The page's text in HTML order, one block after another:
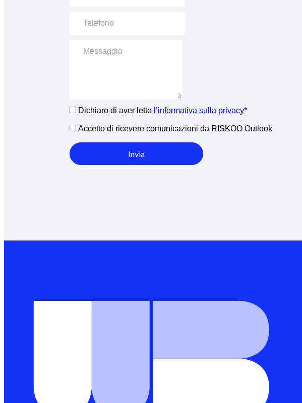
Dichiaro di aver letto l’informativa sulla privacy*
Accetto di ricevere comunicazioni da RISKOO Outlook
Invia